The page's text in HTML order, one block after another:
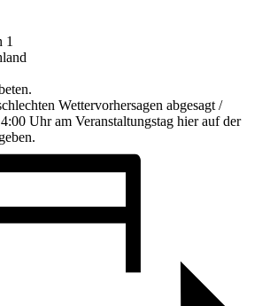
1
Wettervorhersagen abgesagt /
Uhr am Veranstaltungstag hier auf der